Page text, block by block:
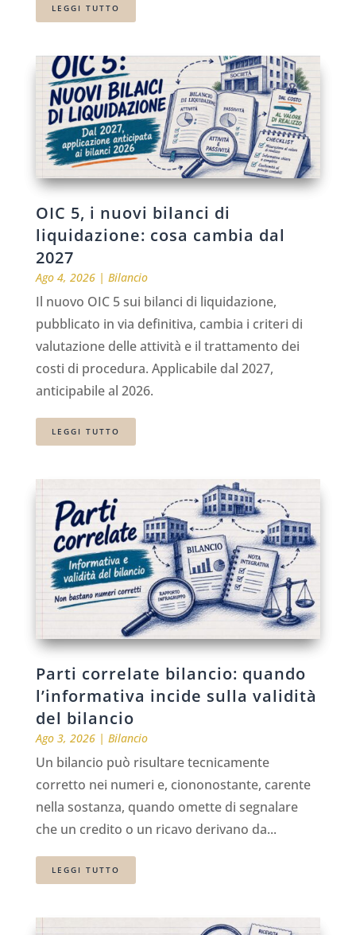
LEGGI TUTTO
OIC 5, i nuovi bilanci di
liquidazione: cosa cambia dal
2027
Ago 4, 2026| Bilancio
Il nuovo OIC 5 sui bilanci di liquidazione,
pubblicato in via definitiva, cambia i criteri di
valutazione delle attività e il trattamento dei
costi di procedura. Applicabile dal 2027,
anticipabile al 2026.
LEGGI TUTTO
Parti correlate bilancio: quando
l’informativa incide sulla validità
del bilancio
Ago 3, 2026| Bilancio
Un bilancio può risultare tecnicamente
corretto nei numeri e, ciononostante, carente
nella sostanza, quando omette di segnalare
che un credito o un ricavo derivano da...
LEGGI TUTTO